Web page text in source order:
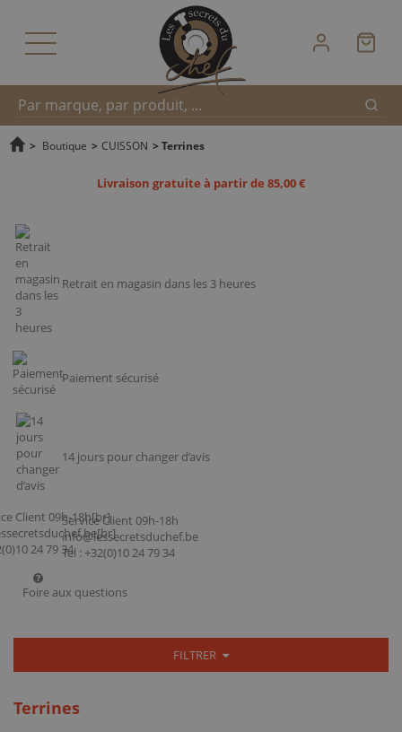
Recherche
> Boutique > CUISSON > Terrines
Livraison gratuite à partir de 85,00 €
Retrait en magasin dans les 3 heures
Paiement sécurisé
14 jours pour changer d’avis
Service Client 09h-18h
info@lessecretsduchef.be
Tel : +32(0)10 24 79 34
Foire aux questions
FILTRER
Terrines